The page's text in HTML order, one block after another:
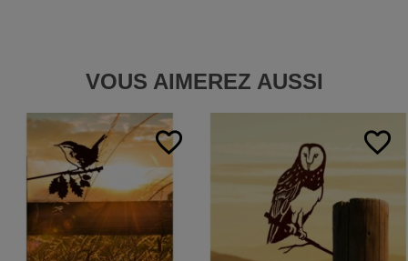
VOUS AIMEREZ AUSSI
favorite_border favorite_border